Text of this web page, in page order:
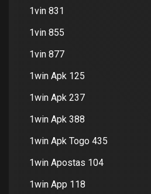
1vin 831
1vin 855
1vin 877
1win Apk 125
1win Apk 237
1win Apk 388
1win Apk Togo 435
1win Apostas 104
1win App 118